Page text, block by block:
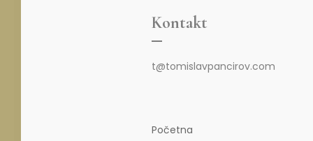
Kontakt
t@tomislavpancirov.com
Početna